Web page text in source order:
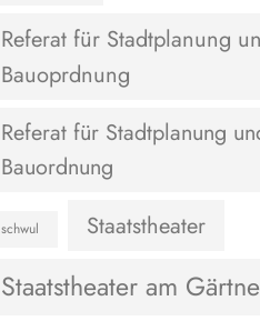
Referat für Stadtplanung
Bauoprdnung
Referat für Stadtplanung
Bauordnung
schwul Staatstheater
Staatstheater am